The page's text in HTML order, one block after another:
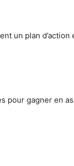
un plan d’action
pour gagner en